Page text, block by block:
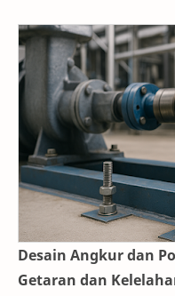
Desain Angkur dan
Getaran dan